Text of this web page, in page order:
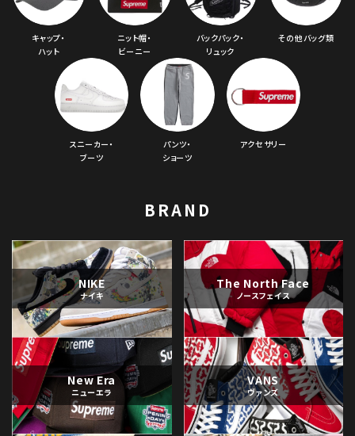
キャップ・
ハット
ニット帽・
ビーニー
バックパック・
リュック
その他バッグ類
スニーカー・
ブーツ
パンツ・
ショーツ
アクセサリー
BRAND
NIKE
ナイキ
The North Face
ノースフェイス
New Era
ニューエラ
VANS
ヴァンズ